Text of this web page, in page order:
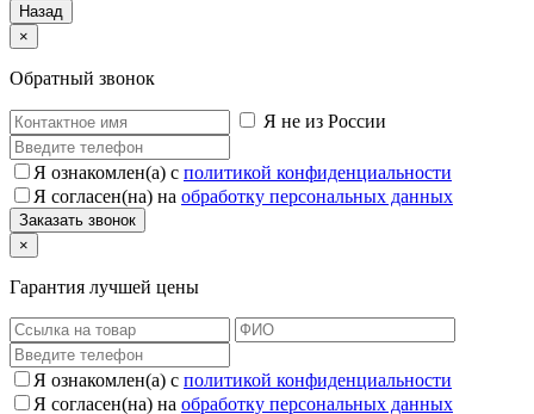
Назад
×
Обратный звонок
Я не из России
Я ознакомлен(а) с политикой конфиденциальности
Я согласен(на) на обработку персональных данных
×
Гарантия лучшей цены
Я ознакомлен(а) с политикой конфиденциальности
Я согласен(на) на обработку персональных данных